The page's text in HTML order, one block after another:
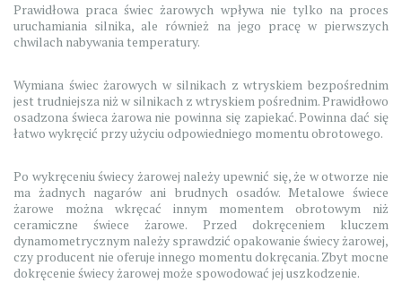
Prawidłowa praca świec żarowych wpływa nie tylko na proces
uruchamiania silnika, ale również na jego pracę w pierwszych
chwilach nabywania temperatury.
Wymiana świec żarowych w silnikach z wtryskiem bezpośrednim
jest trudniejsza niż w silnikach z wtryskiem pośrednim. Prawidłowo
osadzona świeca żarowa nie powinna się zapiekać. Powinna dać się
łatwo wykręcić przy użyciu odpowiedniego momentu obrotowego.
Po wykręceniu świecy żarowej należy upewnić się, że w otworze nie
ma żadnych nagarów ani brudnych osadów. Metalowe świece
żarowe można wkręcać innym momentem obrotowym niż
ceramiczne świece żarowe. Przed dokręceniem kluczem
dynamometrycznym należy sprawdzić opakowanie świecy żarowej,
czy producent nie oferuje innego momentu dokręcania. Zbyt mocne
dokręcenie świecy żarowej może spowodować jej uszkodzenie.